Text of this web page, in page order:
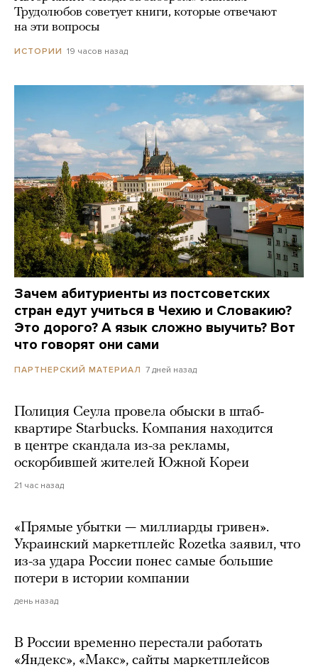
Трудолюбов советует книги, которые отвечают
на эти вопросы
ИСТОРИИ 19 часов назад
Зачем абитуриенты из постсоветских
стран едут учиться в Чехию и Словакию?
Это дорого? А язык сложно выучить? Вот
что говорят они сами
ПАРТНЕРСКИЙ МАТЕРИАЛ 7 дней назад
Полиция Сеула провела обыски в штаб-
квартире Starbucks. Компания находится
в центре скандала из-за рекламы,
оскорбившей жителей Южной Кореи
21 час назад
«Прямые убытки — миллиарды гривен».
Украинский маркетплейс Rozetka заявил, что
из-за удара России понес самые большие
потери в истории компании
день назад
В России временно перестали работать
«Яндекс», «Макс», сайты маркетплейсов